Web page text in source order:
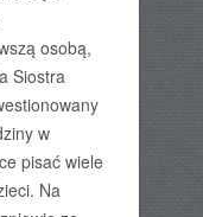
osobą,
Siostra
w
pisać wiele
Na